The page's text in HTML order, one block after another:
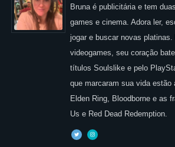
Bruna é publicitária e tem
games e cinema. Adora ler,
jogar e buscar novas platinas.
videogames, seu coração
títulos Soulslike e pelo
que marcaram sua vida estão
Elden Ring, Bloodborne e as
Us e Red Dead Redemption.